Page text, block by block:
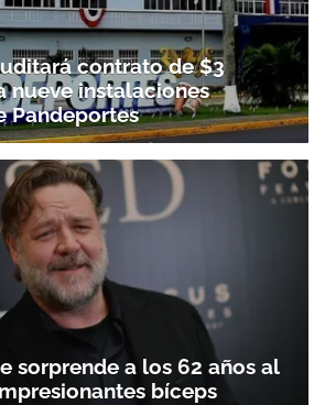
contrato de $3
nueve instalaciones
Pandeportes
sorprende a los 62 años al
bíceps